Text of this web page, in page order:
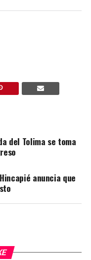
del Tolima se toma
anuncia que